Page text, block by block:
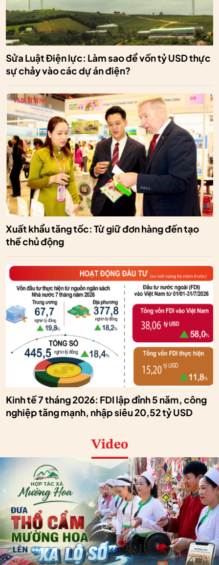
Sửa Luật Điện lực: Làm sao để vốn tỷ USD thực
sự chảy vào các dự án điện?
Xuất khẩu tăng tốc: Từ giữ đơn hàng đến tạo
thế chủ động
Kinh tế 7 tháng 2026: FDI lập đỉnh 5 năm, công
nghiệp tăng mạnh, nhập siêu 20,52 tỷ USD
Video